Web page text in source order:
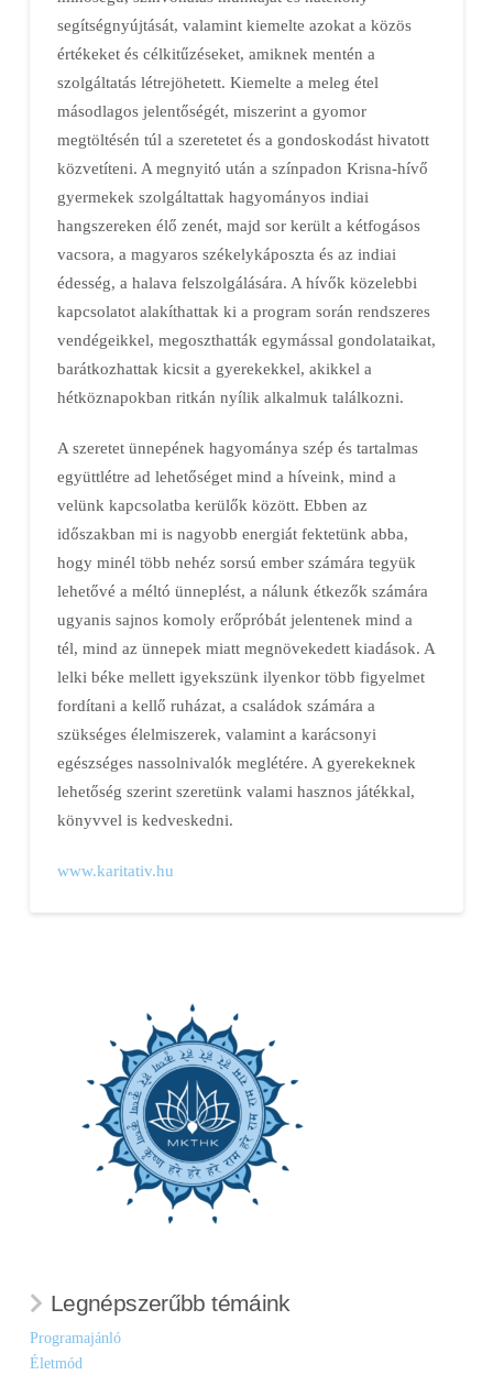
segítségnyújtását, valamint kiemelte azokat a közös
értékeket és célkitűzéseket, amiknek mentén a
szolgáltatás létrejöhetett. Kiemelte a meleg étel
másodlagos jelentőségét, miszerint a gyomor
megtöltésén túl a szeretetet és a gondoskodást hivatott
közvetíteni. A megnyitó után a színpadon Krisna-hívő
gyermekek szolgáltattak hagyományos indiai
hangszereken élő zenét, majd sor került a kétfogásos
vacsora, a magyaros székelykáposzta és az indiai
édesség, a halava felszolgálására. A hívők közelebbi
kapcsolatot alakíthattak ki a program során rendszeres
vendégeikkel, megoszthatták egymással gondolataikat,
barátkozhattak kicsit a gyerekekkel, akikkel a
hétköznapokban ritkán nyílik alkalmuk találkozni.
A szeretet ünnepének hagyománya szép és tartalmas
együttlétre ad lehetőséget mind a híveink, mind a
velünk kapcsolatba kerülők között. Ebben az
időszakban mi is nagyobb energiát fektetünk abba,
hogy minél több nehéz sorsú ember számára tegyük
lehetővé a méltó ünneplést, a nálunk étkezők számára
ugyanis sajnos komoly erőpróbát jelentenek mind a
tél, mind az ünnepek miatt megnövekedett kiadások. A
lelki béke mellett igyekszünk ilyenkor több figyelmet
fordítani a kellő ruházat, a családok számára a
szükséges élelmiszerek, valamint a karácsonyi
egészséges nassolnivalók meglétére. A gyerekeknek
lehetőség szerint szeretünk valami hasznos játékkal,
könyvvel is kedveskedni.
www.karitativ.hu
Legnépszerűbb témáink
Programajánló
Életmód